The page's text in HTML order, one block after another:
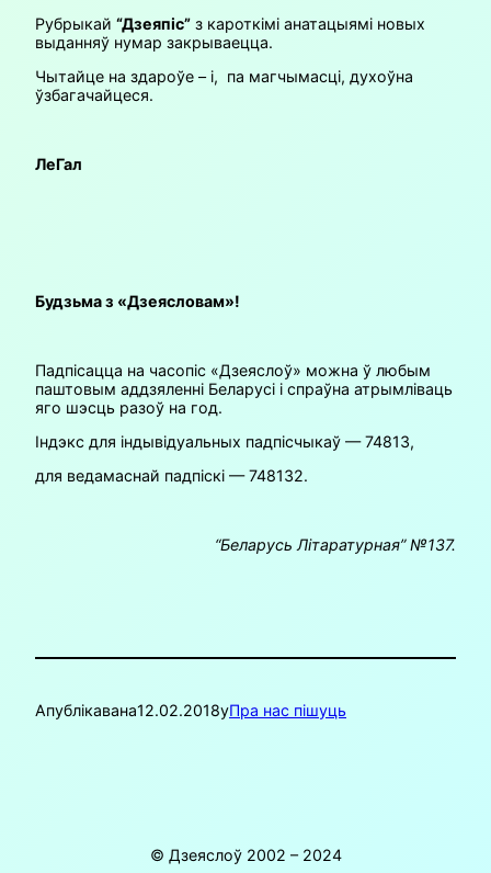
Рубрыкай “Дзеяпіс” з кароткімі анатацыямі новых
выданняў нумар закрываецца.
Чытайце на здароўе – і, па магчымасці, духоўна
ўзбагачайцеся.
ЛеГал
Будзьма з «Дзеясловам»!
Падпісацца на часопіс «Дзеяслоў» можна ў любым
паштовым аддзяленні Беларусі і спраўна атрымліваць
яго шэсць разоў на год.
Індэкс для індывідуальных падпісчыкаў — 74813,
для ведамаснай падпіскі — 748132.
“Беларусь Літаратурная” №137.
Апублікавана12.02.2018уПра нас пішуць
© Дзеяслоў 2002 – 2024